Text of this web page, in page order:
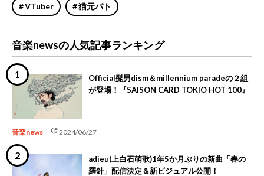
VTuber 猫元パト
音楽newsの人気記事ランキング
Official髭男dism＆millennium paradeの２組
が登場！『SAISON CARD TOKIO HOT 100』
音楽news update2024/06/27
adieu(上白石萌歌)1年5か月ぶりの新曲「春の
羅針」配信決定＆新ビジュアル公開！